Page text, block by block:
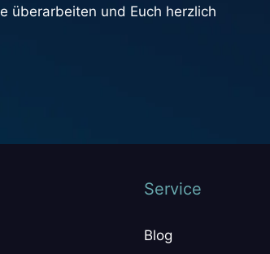
überarbeiten und Euch herzlich
Service
Blog